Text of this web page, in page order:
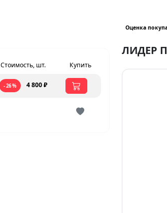
Стоимость, шт. Купить
- 26 % 4 800 ₽
Оценка
ЛИДЕР